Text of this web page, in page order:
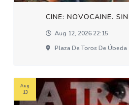
CINE: NOVOCAINE.
Aug 12, 2026 22:15
Plaza De Toros De Úbeda
Aug
13